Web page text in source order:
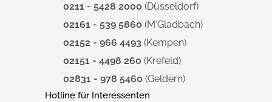
0211 - 5428 2000 (Düsseldorf)
02161 - 539 5860 (M'Gladbach)
02152 - 966 4493 (Kempen)
02151 - 4498 260 (Krefeld)
02831 - 978 5460 (Geldern)
Hotline für Interessenten